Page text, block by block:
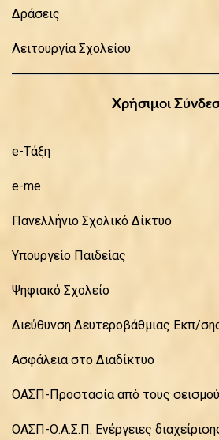
Δράσεις
Λειτουργία Σχολείου
Χρήσιμοι
e-Τάξη
e-me
Πανελλήνιο Σχολικό Δίκτυο
Υπουργείο Παιδείας
Ψηφιακό Σχολείο
Διεύθυνση Δευτεροβάθμιας Εκπ/
Ασφάλεια στο Διαδίκτυο
ΟΑΣΠ-Προστασία από τους
ΟΑΣΠ-Ο.Α.Σ.Π. Ενέργειες